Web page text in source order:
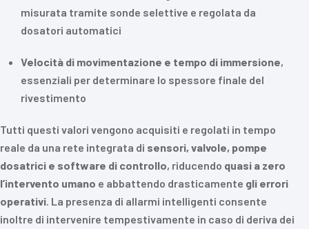
misurata tramite sonde selettive e regolata da
dosatori automatici
Velocità di movimentazione e tempo di immersione,
essenziali per determinare lo spessore finale del
rivestimento
Tutti questi valori vengono acquisiti e regolati in tempo
reale da una rete integrata di sensori, valvole, pompe
dosatrici e software di controllo, riducendo quasi a zero
l’intervento umano e abbattendo drasticamente gli errori
operativi. La presenza di allarmi intelligenti consente
inoltre di intervenire tempestivamente in caso di deriva dei